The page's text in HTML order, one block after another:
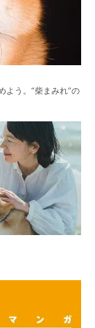
よう。“柴まみれ”の